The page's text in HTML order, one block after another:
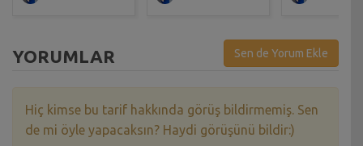
YORUMLAR Sen de Yorum Ekle
Hiç kimse bu tarif hakkında görüş bildirmemiş. Sen
de mi öyle yapacaksın? Haydi görüşünü bildir:)